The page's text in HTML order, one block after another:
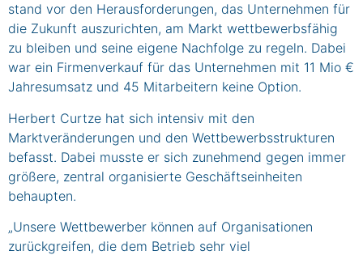
stand vor den Herausforderungen, das Unternehmen für
die Zukunft auszurichten, am Markt wettbewerbsfähig
zu bleiben und seine eigene Nachfolge zu regeln. Dabei
war ein Firmenverkauf für das Unternehmen mit 11 Mio €
Jahresumsatz und 45 Mitarbeitern keine Option.
Herbert Curtze hat sich intensiv mit den
Marktveränderungen und den Wettbewerbsstrukturen
befasst. Dabei musste er sich zunehmend gegen immer
größere, zentral organisierte Geschäftseinheiten
behaupten.
„Unsere Wettbewerber können auf Organisationen
zurückgreifen, die dem Betrieb sehr viel